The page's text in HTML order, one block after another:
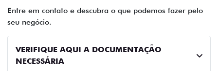
Entre em contato e descubra o que podemos fazer pelo
seu negócio.
VERIFIQUE AQUI A DOCUMENTAÇÃO
NECESSÁRIA